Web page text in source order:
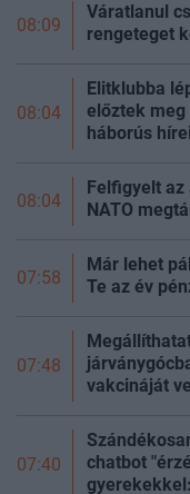
08:09
Váratlanul
rengeteget
08:04
Elitklubba
előztek meg
háborús
08:04
Felfigyelt
NATO
07:58
Már lehet
Te az év
07:48
vakcináját
07:40
chatbot